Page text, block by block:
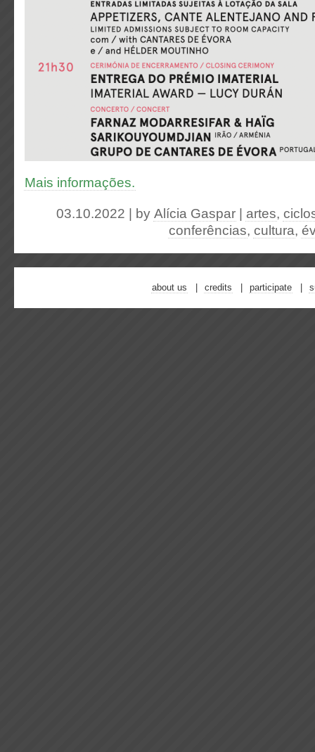
Mais informações.
03.10.2022 | by Alícia Gaspar artes,
conferências, cultura,
about us credits participate